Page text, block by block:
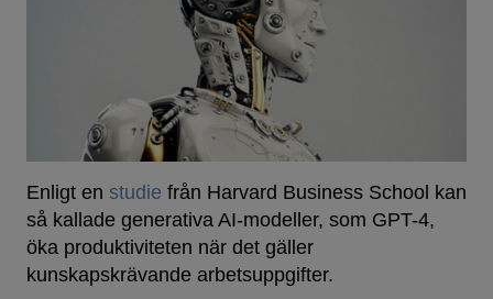
Enligt en studie från Harvard Business School kan
så kallade generativa AI-modeller, som GPT-4,
öka produktiviteten när det gäller
kunskapskrävande arbetsuppgifter.